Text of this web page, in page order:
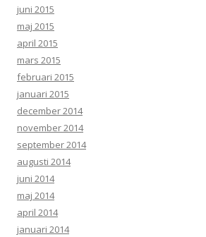
juni 2015
maj 2015
april 2015
mars 2015
februari 2015
januari 2015
december 2014
november 2014
september 2014
augusti 2014
juni 2014
maj 2014
april 2014
januari 2014